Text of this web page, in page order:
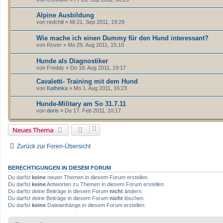
Alpine Ausbildung
von redchili » Mi 21. Sep 2011, 19:29
Wie mache ich einen Dummy für den Hund interessant?
von Rover » Mo 29. Aug 2011, 15:10
Hunde als Diagnostiker
von Freddy » Do 18. Aug 2011, 19:17
Cavaletti- Training mit dem Hund
von Kathinka » Mo 1. Aug 2011, 16:23
Hunde-Military am So 31.7.11
von doris » Do 17. Feb 2011, 10:17
Neues Thema
Zurück zur Foren-Übersicht
BERECHTIGUNGEN IN DIESEM FORUM
Du darfst keine neuen Themen in diesem Forum erstellen.
Du darfst keineAntworten zu Themen in diesem Forum erstellen.
Du darfst deine Beiträge in diesem Forum nicht ändern.
Du darfst deine Beiträge in diesem Forum nicht löschen.
Du darfst keine Dateianhänge in diesem Forum erstellen.